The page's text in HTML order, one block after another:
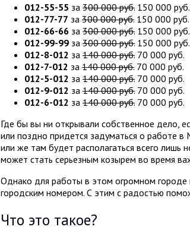
012-55-55 за 300 000 руб. 150 000 руб.
012-77-77 за 300 000 руб. 150 000
012-66-66 за 300 000 руб. 150 000 руб.
012-99-99 за 300 000 руб. 150 000 руб.
012-8-012 за 140 000 руб. 70 000 руб.
012-7-012 за 140 000 руб. 70 000 руб.
012-5-012 за 140 000 руб. 70 000 руб.
012-9-012 за 140 000 руб. 70 000 руб.
012-6-012 за 140 000 руб. 70 000 руб.
Где бы вы ни открывали собственное дело,
или поздно придется задуматься о работе
или же там будет располагаться всего
может стать серьезным козырем во время
Однако для работы в этом огромном городе
городским номером. С этим с радостью
Что это такое?